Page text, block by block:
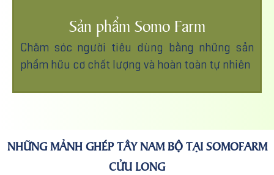
Sản phẩm Somo Farm
Chăm sóc người tiêu dùng bằng những sản
phẩm hữu cơ chất lượng và hoàn toàn tự nhiên
NHỮNG MẢNH GHÉP TÂY NAM BỘ TẠI SOMOFARM
CỬU LONG